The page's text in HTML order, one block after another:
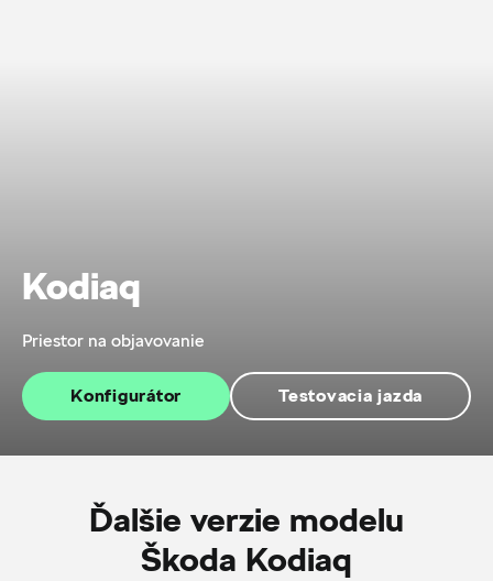
Kodiaq
Priestor na objavovanie
Konfigurátor Testovacia jazda
Ďalšie verzie modelu
Škoda Kodiaq